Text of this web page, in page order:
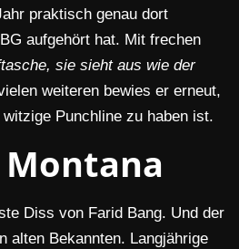
praktisch genau dort
aufgehört hat. Mit frechen
sie sieht aus wie der
weiteren bewies er erneut,
Punchline zu haben ist.
Montana
Diss von Farid Bang. Und der
alten Bekannten. Langjährige